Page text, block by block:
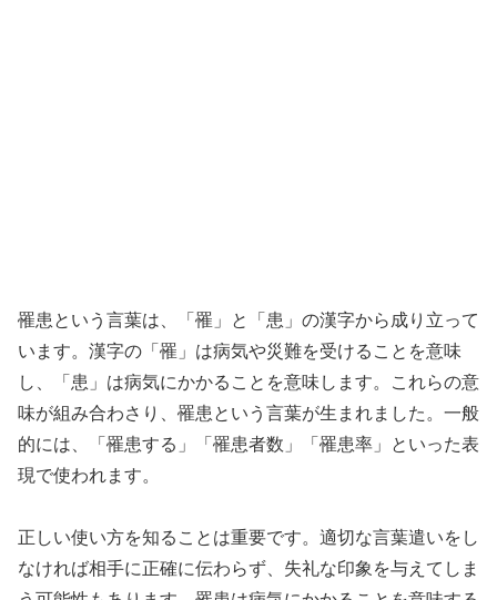
罹患という言葉は、「罹」と「患」の漢字から成り立って
います。漢字の「罹」は病気や災難を受けることを意味
し、「患」は病気にかかることを意味します。これらの意
味が組み合わさり、罹患という言葉が生まれました。一般
的には、「罹患する」「罹患者数」「罹患率」といった表
現で使われます。
正しい使い方を知ることは重要です。適切な言葉遣いをし
なければ相手に正確に伝わらず、失礼な印象を与えてしま